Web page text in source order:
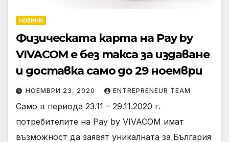
НОВИНИ
Физическата карта на Pay by
VIVACOM е без такса за издаване
и доставка само до 29 ноември
НОЕМВРИ 23, 2020 ENTREPRENEUR TEAM
Само в периода 23.11 – 29.11.2020 г.
потребителите на Pay by VIVACOM имат
възможност да заявят уникалната за България